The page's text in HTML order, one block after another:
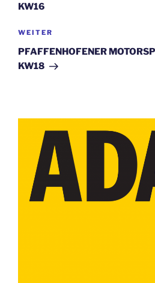
KW16
Nächster
Beitrag
WEITER
PFAFFENHOFENER
KW18